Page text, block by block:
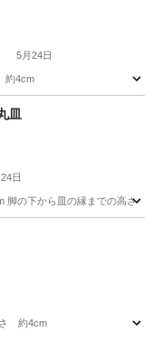
5月24日
約4cm
皿
日
脚の下から皿の縁までの高さ
さ 約4cm